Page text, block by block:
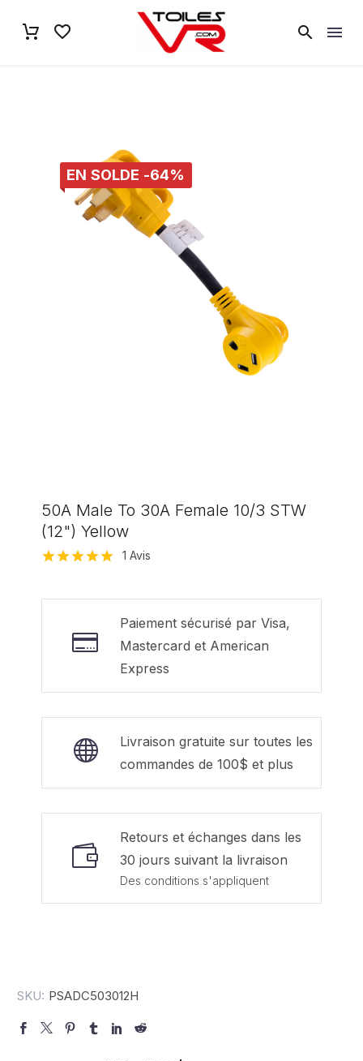
EN SOLDE -64%
50A Male To 30A Female 10/3 STW
(12") Yellow
1 Avis
Paiement sécurisé par Visa,
Mastercard et American
Express
Livraison gratuite sur toutes les
commandes de 100$ et plus
Retours et échanges dans les
30 jours suivant la livraison
Des conditions s'appliquent
SKU: PSADC503012H